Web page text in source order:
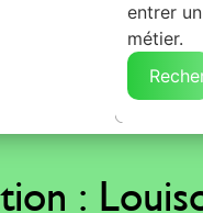
entrer un
métier.
: